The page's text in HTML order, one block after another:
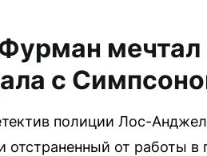
мечтал
с
полиции Лос-
отстраненный от работы в